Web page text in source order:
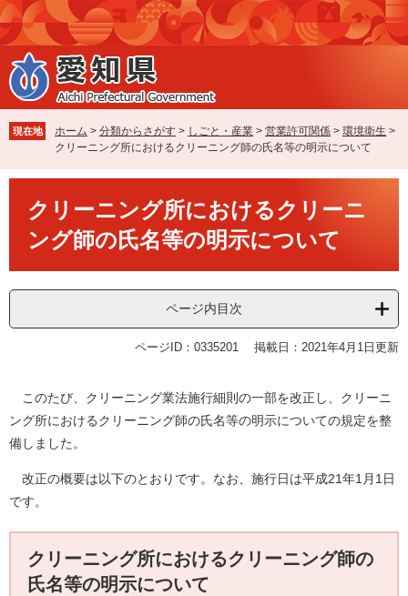
ペ
ー
ジ
の
先
で
す
メ
ニ
ュ
ー
を
ば
し
本
現在地 ホーム > 分類からさがす > しごと・産業 > 営業許可関係 > 環境衛生 >
クリーニング所におけるクリーニング師の氏名等の明示について
クリーニング所におけるクリーニ
ング師の氏名等の明示について
ページ内目次
ページID：0335201 掲載日：2021年4月1日更新
このたび、クリーニング業法施行細則の一部を改正し、クリーニ
ング所におけるクリーニング師の氏名等の明示についての規定を整
備しました。
改正の概要は以下のとおりです。なお、施行日は平成21年1月1日
です。
クリーニング所におけるクリーニング師の
氏名等の明示について